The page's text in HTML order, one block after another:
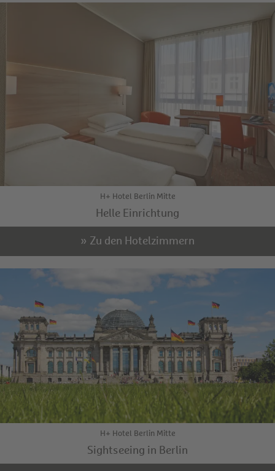
H+ Hotel Berlin Mitte
Helle Einrichtung
» Zu den Hotelzimmern
H+ Hotel Berlin Mitte
Sightseeing in Berlin